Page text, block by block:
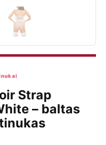
Strap
– baltas